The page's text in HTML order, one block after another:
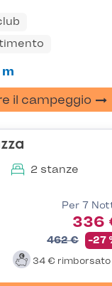
il campeggio
2 stanze
Per 7
336
462 € -27
34 € rimborsato